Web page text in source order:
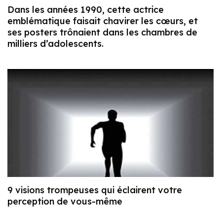
Dans les années 1990, cette actrice
emblématique faisait chavirer les cœurs, et
ses posters trônaient dans les chambres de
milliers d’adolescents.
9 visions trompeuses qui éclairent votre
perception de vous-même